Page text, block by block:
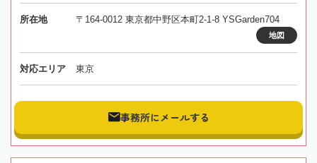
所在地 〒164-0012 東京都中野区本町2-1-8 YSGarden704
地図
対応エリア 東京
事務所にメールする